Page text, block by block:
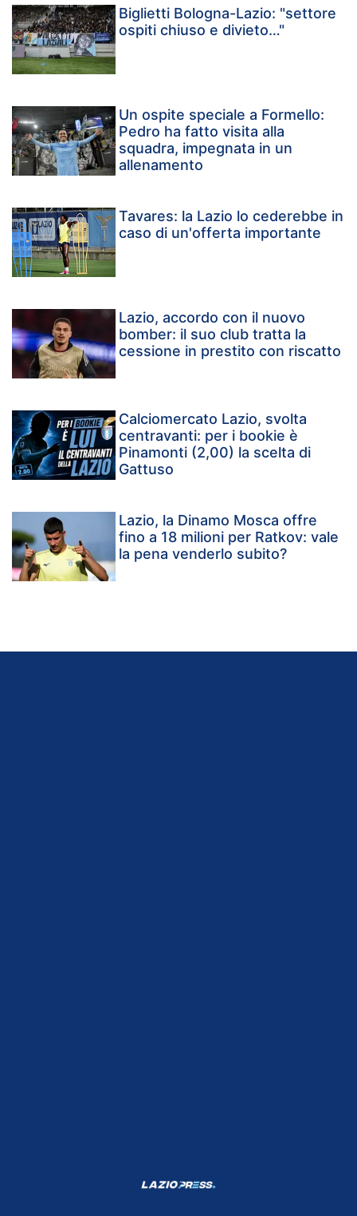
Biglietti Bologna-Lazio: "settore
ospiti chiuso e divieto…"
Un ospite speciale a Formello:
Pedro ha fatto visita alla
squadra, impegnata in un
allenamento
Tavares: la Lazio lo cederebbe in
caso di un'offerta importante
Lazio, accordo con il nuovo
bomber: il suo club tratta la
cessione in prestito con riscatto
Calciomercato Lazio, svolta
centravanti: per i bookie è
Pinamonti (2,00) la scelta di
Gattuso
Lazio, la Dinamo Mosca offre
fino a 18 milioni per Ratkov: vale
la pena venderlo subito?